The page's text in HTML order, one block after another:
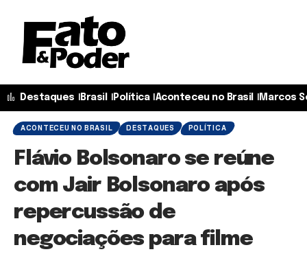
Destaques Brasil Política Aconteceu no Brasil Marcos
ACONTECEU NO BRASIL DESTAQUES POLÍTICA
Flávio Bolsonaro se reúne
com Jair Bolsonaro após
repercussão de
negociações para filme